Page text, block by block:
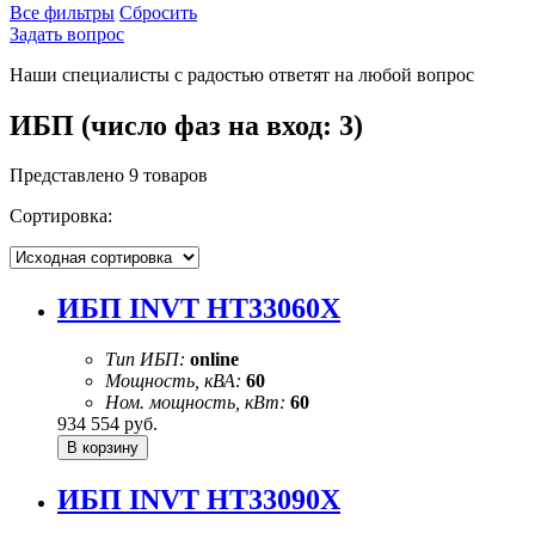
Все фильтры Сбросить
Задать вопрос
Наши специалисты с радостью ответят на любой вопрос
ИБП (число фаз на вход: 3)
Представлено 9 товаров
Сортировка:
ИБП INVT HT33060X
Тип ИБП: online
Мощность, кВА: 60
Ном. мощность, кВт: 60
934 554 руб.
ИБП INVT HT33090X